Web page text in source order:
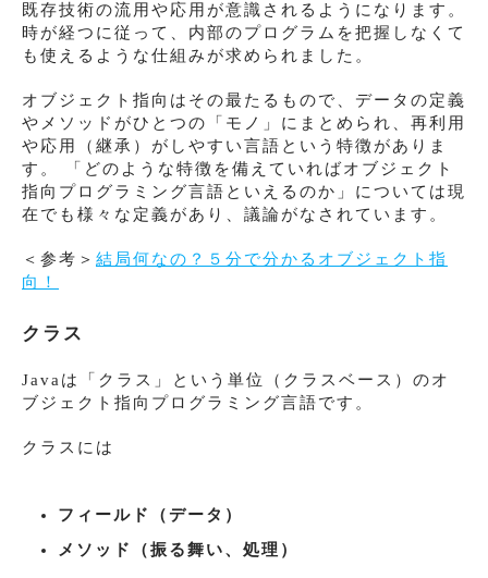
既存技術の流用や応用が意識されるようになります。
時が経つに従って、内部のプログラムを把握しなくて
も使えるような仕組みが求められました。
オブジェクト指向はその最たるもので、データの定義
やメソッドがひとつの「モノ」にまとめられ、再利用
や応用（継承）がしやすい言語という特徴がありま
す。 「どのような特徴を備えていればオブジェクト
指向プログラミング言語といえるのか」については現
在でも様々な定義があり、議論がなされています。
＜参考＞ 結局何なの？５分で分かるオブジェクト指
向！
クラス
Javaは「クラス」という単位（クラスベース）のオ
ブジェクト指向プログラミング言語です。
クラスには
フィールド（データ）
メソッド（振る舞い、処理）